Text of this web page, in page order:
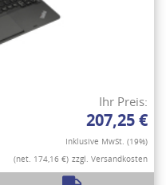
Ihr Preis:
207,25 €
Inklusive MwSt. (19%)
(net. 174,16 €) zzgl. Versandkosten